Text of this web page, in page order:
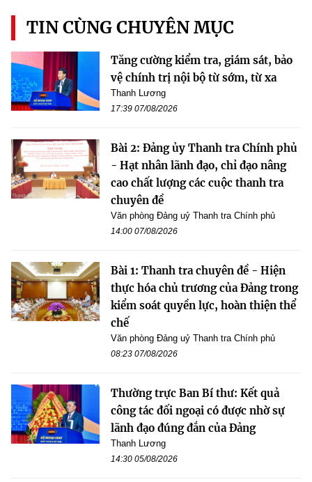
TIN CÙNG CHUYÊN MỤC
Tăng cường kiểm tra, giám sát, bảo
vệ chính trị nội bộ từ sớm, từ xa
Thanh Lương
17:39 07/08/2026
Bài 2: Đảng ủy Thanh tra Chính phủ
- Hạt nhân lãnh đạo, chỉ đạo nâng
cao chất lượng các cuộc thanh tra
chuyên đề
Văn phòng Đảng uỷ Thanh tra Chính phủ
14:00 07/08/2026
Bài 1: Thanh tra chuyên đề - Hiện
thực hóa chủ trương của Đảng trong
kiểm soát quyền lực, hoàn thiện thể
chế
Văn phòng Đảng uỷ Thanh tra Chính phủ
08:23 07/08/2026
Thường trực Ban Bí thư: Kết quả
công tác đối ngoại có được nhờ sự
lãnh đạo đúng đắn của Đảng
Thanh Lương
14:30 05/08/2026